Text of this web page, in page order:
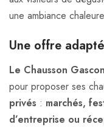
une ambiance
Une offre
Le Chausson Gascon
pour proposer ses
privés : marchés,
d’entreprise ou